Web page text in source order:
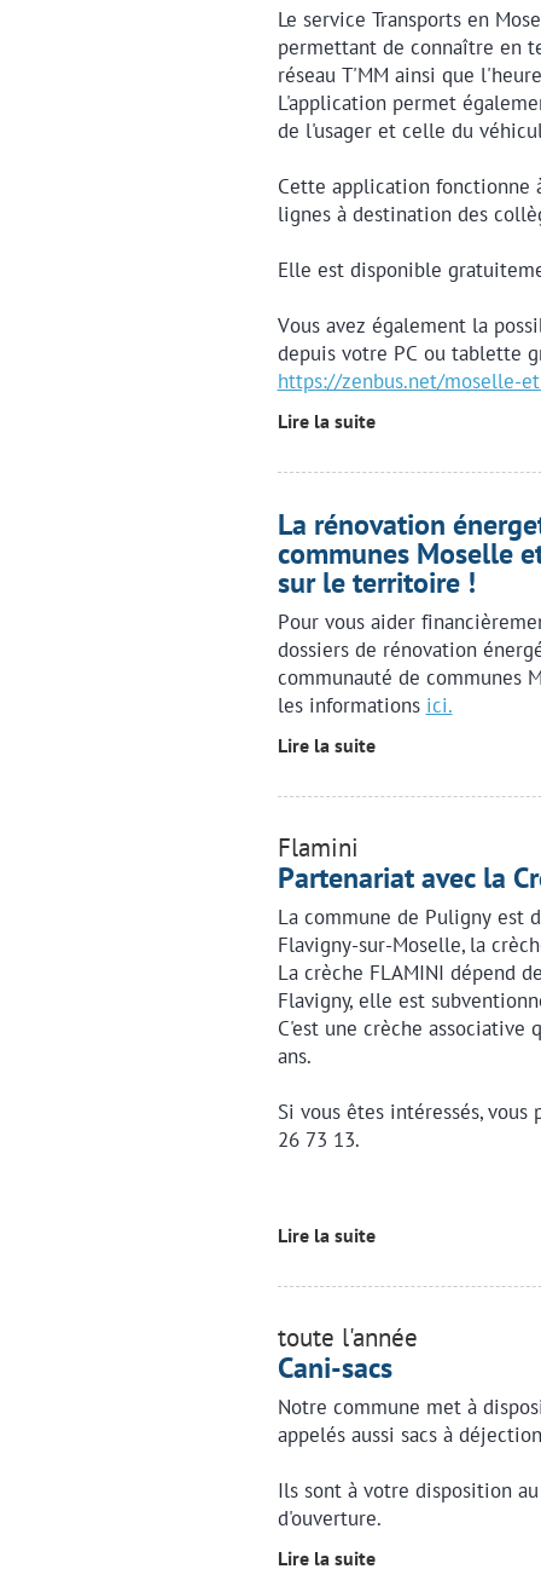
Le service Transports en
permettant de connaître en
réseau T'MM ainsi que
L'application permet
de l'usager et celle du
Cette application fonctionne
lignes à destination des
Elle est disponible
Vous avez également la
depuis votre PC ou tablette
https://zenbus.net/moselle-
Lire la suite
La rénovation
communes Moselle
sur le territoire !
Pour vous aider
dossiers de rénovation
communauté de communes
les informations ici.
Lire la suite
Flamini
Partenariat avec la
La commune de Puligny est
Flavigny-sur-Moselle, la
La crèche FLAMINI dépend
Flavigny, elle est
C'est une crèche
ans.
Si vous êtes intéressés,
26 73 13.
Lire la suite
toute l'année
Cani-sacs
Notre commune met à
appelés aussi sacs à
Ils sont à votre disposition
d'ouverture.
Lire la suite